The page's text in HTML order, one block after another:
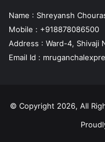
Name : Shreyansh
Mobile : +918878086500
Address : Ward-4, Shivaji
Email Id :
© Copyright 2026, All